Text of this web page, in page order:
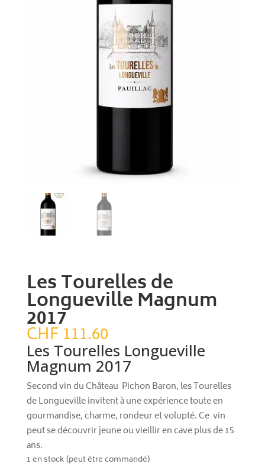
Les Tourelles de
Longueville Magnum
2017
CHF111.60
Les Tourelles Longueville
Magnum 2017
Second vin du Château Pichon Baron, les Tourelles
de Longueville invitent à une expérience toute en
gourmandise, charme, rondeur et volupté. Ce vin
peut se découvrir jeune ou vieillir en cave plus de 15
ans.
1 en stock (peut être commandé)